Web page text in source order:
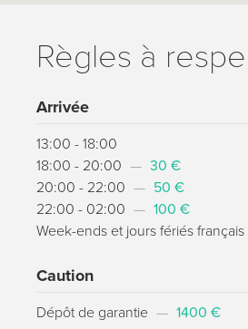
Règles à
Arrivée
13:00 - 18:00
18:00 - 20:00 — 30 €
20:00 - 22:00 — 50 €
22:00 - 02:00 — 100 €
Week-ends et jours fériés français
Caution
Dépôt de garantie — 1400 €